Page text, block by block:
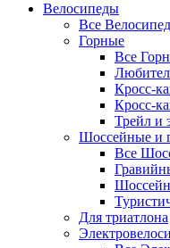
Велосипеды
Все
Горные
Все
Кросс-
Кросс-
Трейл и
Шоссейные и
Все
Для триатлона